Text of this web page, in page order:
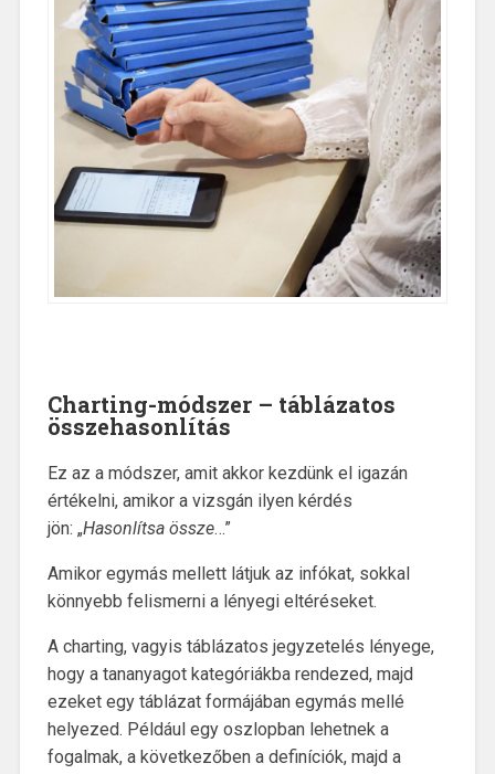
Charting-módszer – táblázatos
összehasonlítás
Ez az a módszer, amit akkor kezdünk el igazán
értékelni, amikor a vizsgán ilyen kérdés
jön: „Hasonlítsa össze…”
Amikor egymás mellett látjuk az infókat, sokkal
könnyebb felismerni a lényegi eltéréseket.
A charting, vagyis táblázatos jegyzetelés lényege,
hogy a tananyagot kategóriákba rendezed, majd
ezeket egy táblázat formájában egymás mellé
helyezed. Például egy oszlopban lehetnek a
fogalmak, a következőben a definíciók, majd a